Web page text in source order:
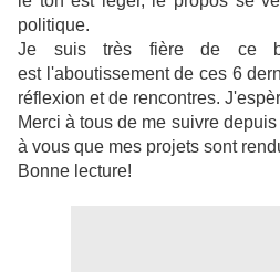
politique.
Je suis très fière de ce
est l'aboutissement de ces 6
réflexion et de rencontres.
Merci à tous de me suivre
à vous que mes projets sont
Bonne lecture!